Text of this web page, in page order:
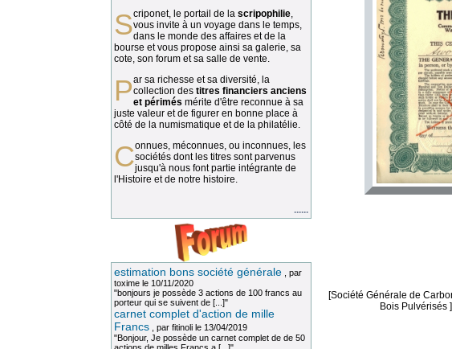
Scriponet, le portail de la scripophilie,
vous invite à un voyage dans le temps,
dans le monde des affaires et de la
bourse et vous propose ainsi sa galerie, sa
cote, son forum et sa salle de vente.
Par sa richesse et sa diversité, lacollection des titres financiers anciens
et périmés mérite d'être reconnue à sa
juste valeur et de figurer en bonne place à
côté de la numismatique et de la philatélie.
Connues, méconnues, ou inconnues, lessociétés dont les titres sont parvenus
jusqu'à nous font partie intégrante de
l'Histoire et de notre histoire.
......
estimation bons société générale , par
toxime le 10/11/2020
"bonjours je possède 3 actions de 100 francs au
porteur qui se suivent de [...]"
carnet complet d'action de mille
Francs , par fitinoli le 13/04/2019
"Bonjour, Je possède un carnet complet de de 50
[Société Générale de
Bois Pulvérisés ]